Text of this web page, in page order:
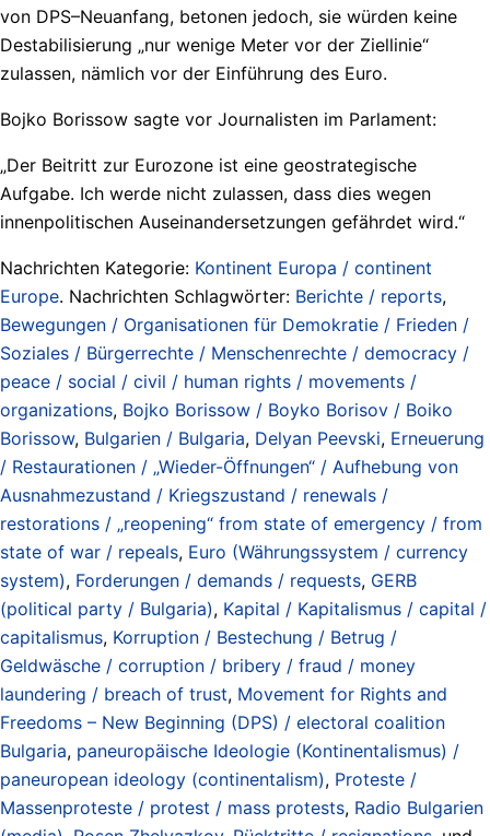
von DPS–Neuanfang, betonen jedoch, sie würden keine
Destabilisierung „nur wenige Meter vor der Ziellinie“
zulassen, nämlich vor der Einführung des Euro.
Bojko Borissow sagte vor Journalisten im Parlament:
„Der Beitritt zur Eurozone ist eine geostrategische
Aufgabe. Ich werde nicht zulassen, dass dies wegen
innenpolitischen Auseinandersetzungen gefährdet wird.“
Nachrichten Kategorie: Kontinent Europa / continent
Europe. Nachrichten Schlagwörter: Berichte / reports,
Bewegungen / Organisationen für Demokratie / Frieden /
Soziales / Bürgerrechte / Menschenrechte / democracy /
peace / social / civil / human rights / movements /
organizations, Bojko Borissow / Boyko Borisov / Boiko
Borissow, Bulgarien / Bulgaria, Delyan Peevski, Erneuerung
/ Restaurationen / „Wieder-Öffnungen“ / Aufhebung von
Ausnahmezustand / Kriegszustand / renewals /
restorations / „reopening“ from state of emergency / from
state of war / repeals, Euro (Währungssystem / currency
system), Forderungen / demands / requests, GERB
(political party / Bulgaria), Kapital / Kapitalismus / capital /
capitalismus, Korruption / Bestechung / Betrug /
Geldwäsche / corruption / bribery / fraud / money
laundering / breach of trust, Movement for Rights and
Freedoms – New Beginning (DPS) / electoral coalition
Bulgaria, paneuropäische Ideologie (Kontinentalismus) /
paneuropean ideology (continentalism), Proteste /
Massenproteste / protest / mass protests, Radio Bulgarien